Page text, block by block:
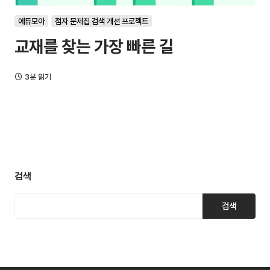
에듀모아 점자 문제집 검색 개선 프로젝트
교재를 찾는 가장 빠른 길
3분 읽기
검색
검색